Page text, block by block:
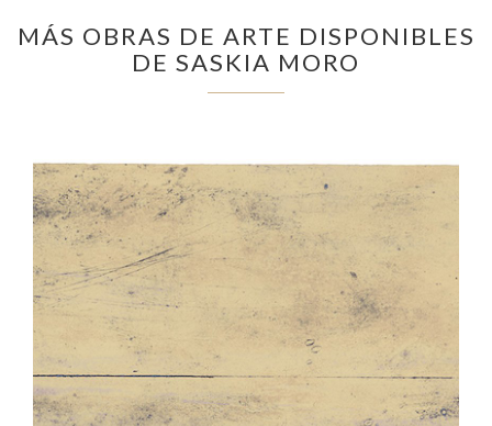
MÁS OBRAS DE ARTE DISPONIBLES
DE SASKIA MORO